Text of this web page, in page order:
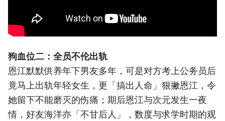
狗血位二：全员不伦出轨
恩江默默供养年下男友多年，可是对方考上公务员后
竟马上出轨年轻女生，更「搞出人命」狠撇恩江，令
她留下不能磨灭的伤痛；期后恩江与次元发生一夜
情，好友海洋亦「不甘后人」，数度与求学时期的观